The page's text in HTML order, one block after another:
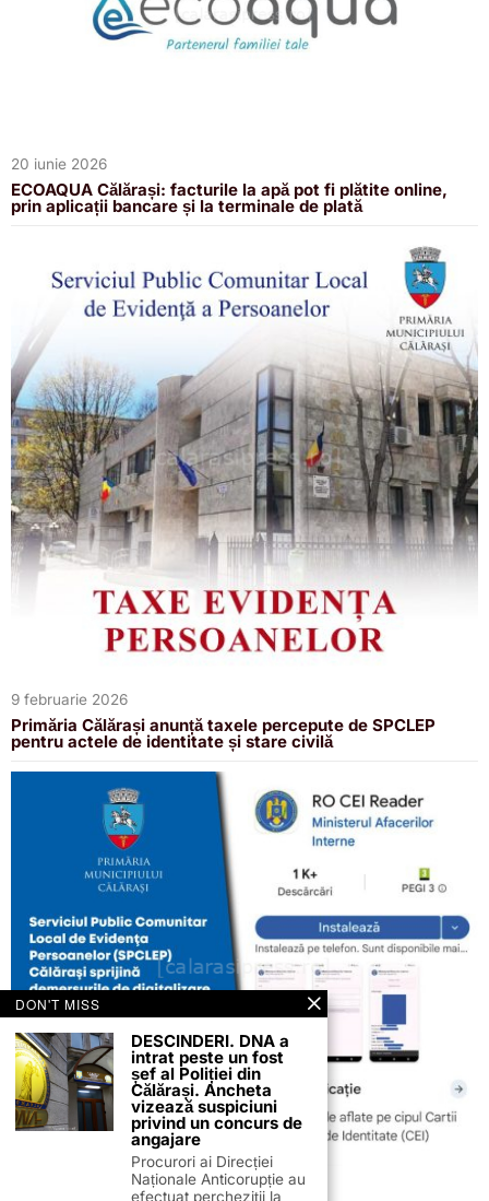
20 iunie 2026
ECOAQUA Călărași: facturile la apă pot fi plătite online,
prin aplicații bancare și la terminale de plată
9 februarie 2026
Primăria Călărași anunță taxele percepute de SPCLEP
pentru actele de identitate și stare civilă
DON'T MISS
DESCINDERI. DNA a
intrat peste un fost
șef al Poliției din
Călărași. Ancheta
vizează suspiciuni
privind un concurs de
angajare
Procurori ai Direcției
Naționale Anticorupție au
efectuat percheziții la